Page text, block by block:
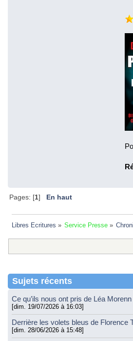
Pages: [1] En haut
Libres Ecritures » Service Presse»
Sujets récents
Ce qu’ils nous ont pris de Léa
[dim. 19/07/2026 à 16:03]
Derrière les volets bleus de Florence
[dim. 28/06/2026 à 15:48]